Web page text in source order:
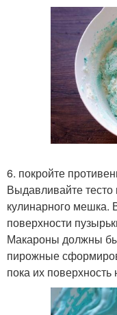
6. покройте
Выдавливайте
кулинарного мешка.
поверхности
Макароны должны
пирожные
пока их поверхность